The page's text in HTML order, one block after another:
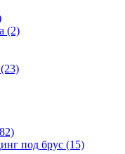
(2)
под брус (15)